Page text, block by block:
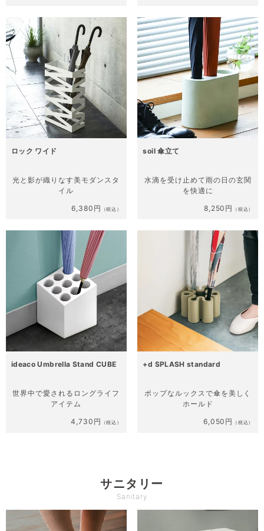
ロック ワイド
光と影が織りなす美モダンスタ
イル
6,380円
（税込）
soil 傘立て
水滴を受け止めて雨の日の玄関
を快適に
8,250円
（税込）
ideaco Umbrella Stand CUBE
世界中で愛される ロングライフ
アイテム
4,730円
（税込）
+d SPLASH standard
ポップなルックスで傘を美しく
ホールド
6,050円
（税込）
サニタリー
Sanitary